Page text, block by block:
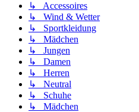
↳ Accessoires
↳ Wind & Wetter
↳ Sportkleidung
↳ Mädchen
↳ Jungen
↳ Damen
↳ Herren
↳ Neutral
↳ Schuhe
↳ Mädchen